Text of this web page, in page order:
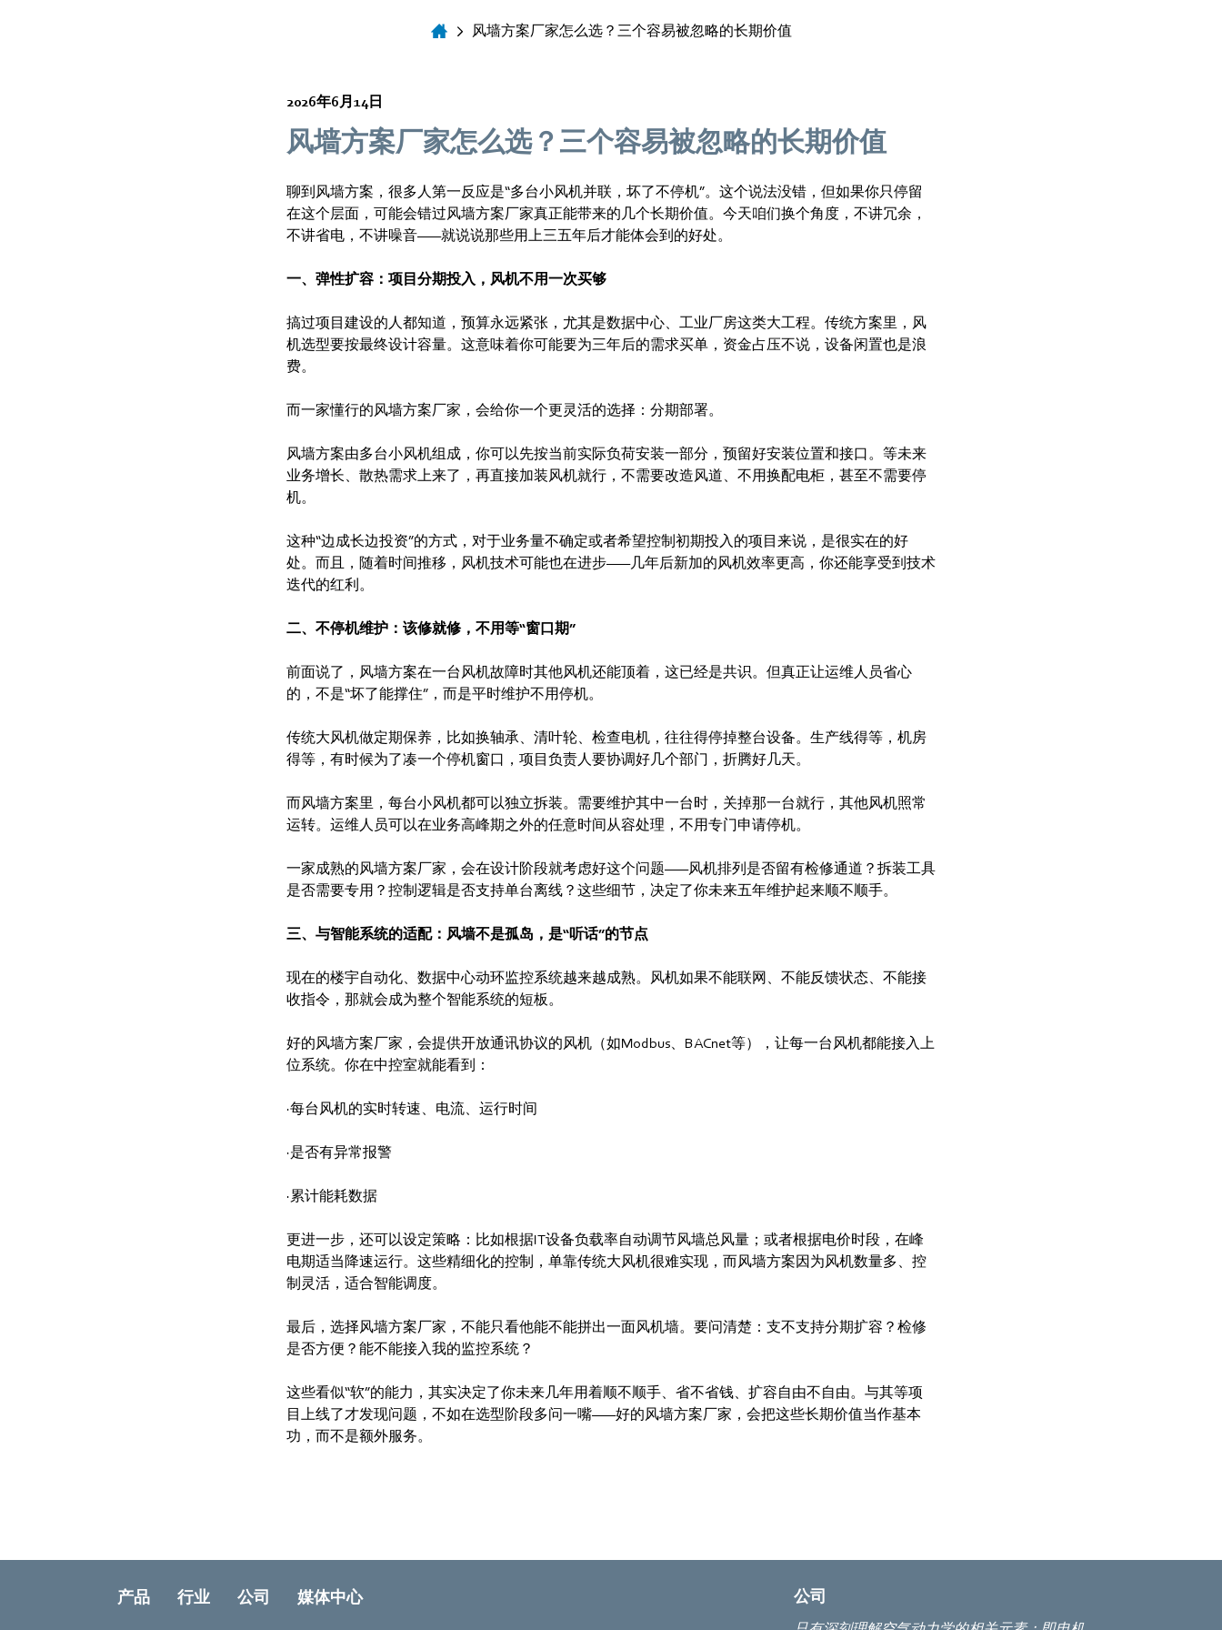
风墙方案厂家怎么选？三个容易被忽略的长期价值
2026年6月14日
风墙方案厂家怎么选？三个容易被忽略的长期价值
聊到风墙方案，很多人第一反应是“多台小风机并联，坏了不停机”。这个说法没错，但如果你只停留
在这个层面，可能会错过风墙方案厂家真正能带来的几个长期价值。今天咱们换个角度，不讲冗余，
不讲省电，不讲噪音——就说说那些用上三五年后才能体会到的好处。
一、弹性扩容：项目分期投入，风机不用一次买够
搞过项目建设的人都知道，预算永远紧张，尤其是数据中心、工业厂房这类大工程。传统方案里，风
机选型要按最终设计容量。这意味着你可能要为三年后的需求买单，资金占压不说，设备闲置也是浪
费。
而一家懂行的风墙方案厂家，会给你一个更灵活的选择：分期部署。
风墙方案由多台小风机组成，你可以先按当前实际负荷安装一部分，预留好安装位置和接口。等未来
业务增长、散热需求上来了，再直接加装风机就行，不需要改造风道、不用换配电柜，甚至不需要停
机。
这种“边成长边投资”的方式，对于业务量不确定或者希望控制初期投入的项目来说，是很实在的好
处。而且，随着时间推移，风机技术可能也在进步——几年后新加的风机效率更高，你还能享受到技术
迭代的红利。
二、不停机维护：该修就修，不用等“窗口期”
前面说了，风墙方案在一台风机故障时其他风机还能顶着，这已经是共识。但真正让运维人员省心
的，不是“坏了能撑住”，而是平时维护不用停机。
传统大风机做定期保养，比如换轴承、清叶轮、检查电机，往往得停掉整台设备。生产线得等，机房
得等，有时候为了凑一个停机窗口，项目负责人要协调好几个部门，折腾好几天。
而风墙方案里，每台小风机都可以独立拆装。需要维护其中一台时，关掉那一台就行，其他风机照常
运转。运维人员可以在业务高峰期之外的任意时间从容处理，不用专门申请停机。
一家成熟的风墙方案厂家，会在设计阶段就考虑好这个问题——风机排列是否留有检修通道？拆装工具
是否需要专用？控制逻辑是否支持单台离线？这些细节，决定了你未来五年维护起来顺不顺手。
三、与智能系统的适配：风墙不是孤岛，是“听话”的节点
现在的楼宇自动化、数据中心动环监控系统越来越成熟。风机如果不能联网、不能反馈状态、不能接
收指令，那就会成为整个智能系统的短板。
好的风墙方案厂家，会提供开放通讯协议的风机（如Modbus、BACnet等），让每一台风机都能接入上
位系统。你在中控室就能看到：
·每台风机的实时转速、电流、运行时间
·是否有异常报警
·累计能耗数据
更进一步，还可以设定策略：比如根据IT设备负载率自动调节风墙总风量；或者根据电价时段，在峰
电期适当降速运行。这些精细化的控制，单靠传统大风机很难实现，而风墙方案因为风机数量多、控
制灵活，适合智能调度。
最后，选择风墙方案厂家，不能只看他能不能拼出一面风机墙。要问清楚：支不支持分期扩容？检修
是否方便？能不能接入我的监控系统？
这些看似“软”的能力，其实决定了你未来几年用着顺不顺手、省不省钱、扩容自由不自由。与其等项
目上线了才发现问题，不如在选型阶段多问一嘴——好的风墙方案厂家，会把这些长期价值当作基本
功，而不是额外服务。
产品 行业 公司 媒体中心 公司